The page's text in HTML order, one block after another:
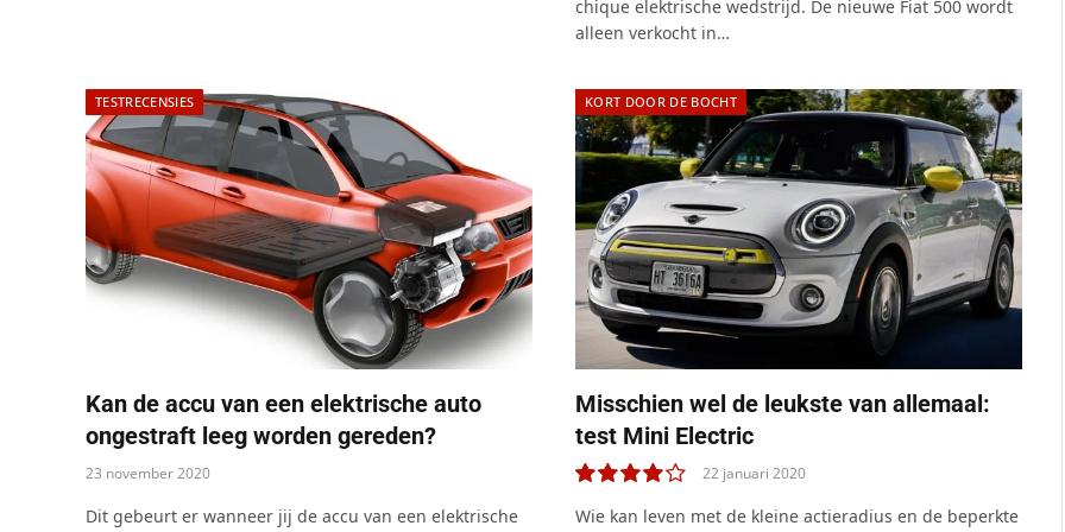
chique elektrische wedstrijd. De nieuwe Fiat 500 wordt
alleen verkocht in…
TESTRECENSIES
Kan de accu van een elektrische auto
ongestraft leeg worden gereden?
23 november 2020
Dit gebeurt er wanneer jij de accu van een elektrische
KORT DOOR DE BOCHT
Misschien wel de leukste van allemaal:
test Mini Electric
8.0
22 januari 2020
Wie kan leven met de kleine actieradius en de beperkte